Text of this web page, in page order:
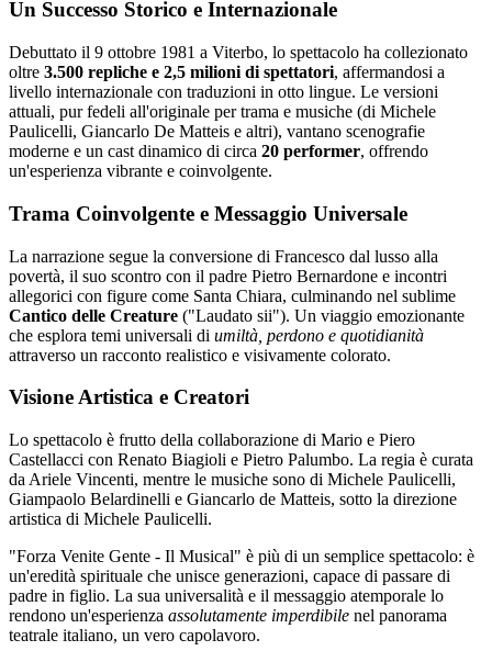
Un Successo Storico e Internazionale
Debuttato il 9 ottobre 1981 a Viterbo, lo spettacolo ha collezionato
oltre 3.500 repliche e 2,5 milioni di spettatori, affermandosi a
livello internazionale con traduzioni in otto lingue. Le versioni
attuali, pur fedeli all'originale per trama e musiche (di Michele
Paulicelli, Giancarlo De Matteis e altri), vantano scenografie
moderne e un cast dinamico di circa 20 performer, offrendo
un'esperienza vibrante e coinvolgente.
Trama Coinvolgente e Messaggio Universale
La narrazione segue la conversione di Francesco dal lusso alla
povertà, il suo scontro con il padre Pietro Bernardone e incontri
allegorici con figure come Santa Chiara, culminando nel sublime
Cantico delle Creature ("Laudato sii"). Un viaggio emozionante
che esplora temi universali di umiltà, perdono e quotidianità
attraverso un racconto realistico e visivamente colorato.
Visione Artistica e Creatori
Lo spettacolo è frutto della collaborazione di Mario e Piero
Castellacci con Renato Biagioli e Pietro Palumbo. La regia è curata
da Ariele Vincenti, mentre le musiche sono di Michele Paulicelli,
Giampaolo Belardinelli e Giancarlo de Matteis, sotto la direzione
artistica di Michele Paulicelli.
"Forza Venite Gente - Il Musical" è più di un semplice spettacolo: è
un'eredità spirituale che unisce generazioni, capace di passare di
padre in figlio. La sua universalità e il messaggio atemporale lo
rendono un'esperienza assolutamente imperdibile nel panorama
teatrale italiano, un vero capolavoro.